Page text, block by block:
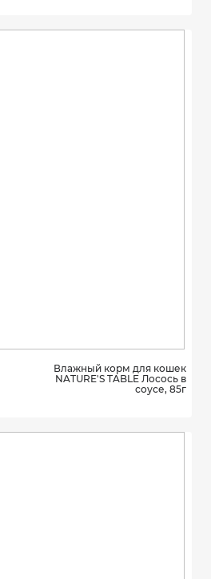
Влажный корм для кошек
NATURE'S TABLE Лосось в
соусе, 85г